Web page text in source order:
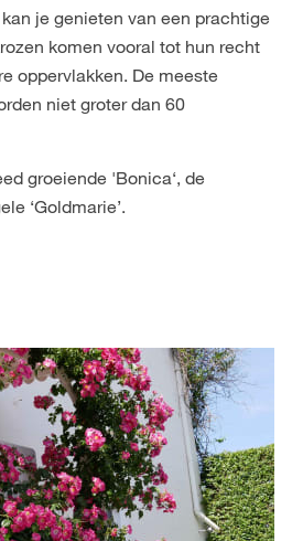
je genieten van een prachtige
komen vooral tot hun recht
oppervlakken. De meeste
niet groter dan 60
groeiende 'Bonica‘, de
‘Goldmarie’.